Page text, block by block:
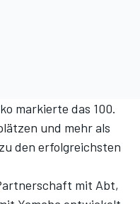
markierte das 100.
und mehr als
den erfolgreichsten
mit Abt,